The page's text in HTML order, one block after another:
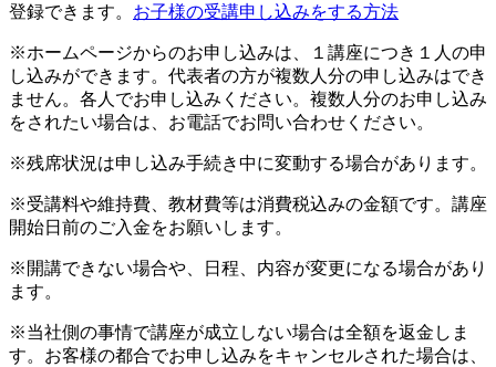
登録できます。 お子様の受講申し込みをする方法
※ホームページからのお申し込みは、１講座につき１人の申
し込みができます。代表者の方が複数人分の申し込みはでき
ません。各人でお申し込みください。複数人分のお申し込み
をされたい場合は、お電話でお問い合わせください。
※残席状況は申し込み手続き中に変動する場合があります。
※受講料や維持費、教材費等は消費税込みの金額です。講座
開始日前のご入金をお願いします。
※開講できない場合や、日程、内容が変更になる場合があり
ます。
※当社側の事情で講座が成立しない場合は全額を返金しま
す。お客様の都合でお申し込みをキャンセルされた場合は、